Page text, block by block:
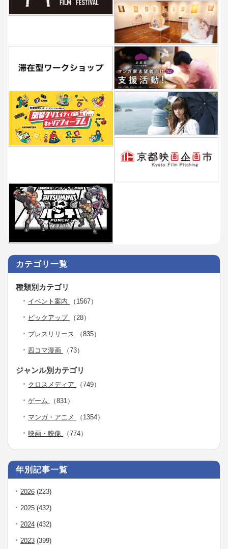
カテゴリ一覧
種類別カテゴリ
イベント案内 （1567）
ピックアップ （28）
プレスリリース （835）
四コマ漫画 （73）
ジャンル別カテゴリ
クロスメディア （749）
ゲーム （831）
マンガ・アニメ （1354）
映画・映像 （774）
年別記事一覧
2026 (223)
2025 (432)
2024 (432)
2023 (399)